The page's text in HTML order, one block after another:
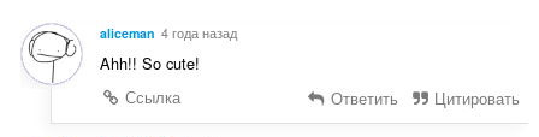
aliceman 4 года назад
Ahh!! So cute!
Ссылка
Ответить Цитировать